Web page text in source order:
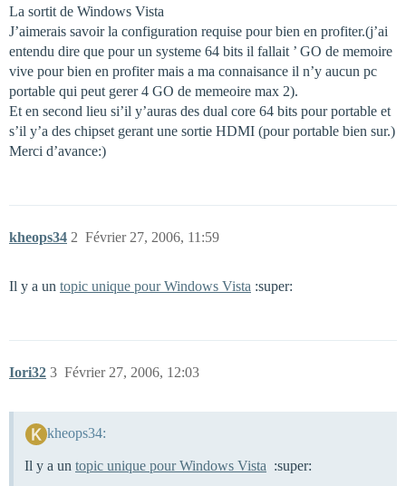
La sortit de Windows Vista
J’aimerais savoir la configuration requise pour bien en profiter.(j’ai
entendu dire que pour un systeme 64 bits il fallait ’ GO de memoire
vive pour bien en profiter mais a ma connaisance il n’y aucun pc
portable qui peut gerer 4 GO de memeoire max 2).
Et en second lieu si’il y’auras des dual core 64 bits pour portable et
s’il y’a des chipset gerant une sortie HDMI (pour portable bien sur.)
Merci d’avance:)
kheops34 Février 27, 2006, 11:59
2
Il y a un topic unique pour Windows Vista :super:
Iori32 Février 27, 2006, 12:03
3
kheops34:
Il y a un topic unique pour Windows Vista :super: